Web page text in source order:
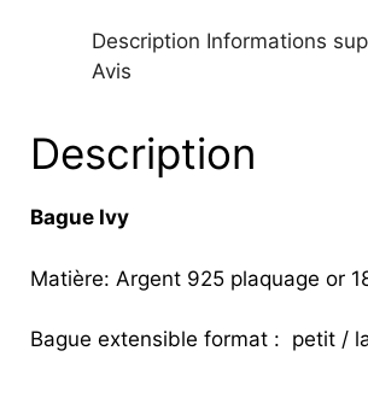
Description Informations
Avis
Description
Bague Ivy
Matière: Argent 925 plaquage or
Bague extensible format : petit /